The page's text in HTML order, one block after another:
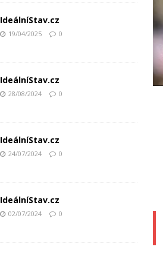
IdeálníStav.cz
19/04/2025 0
IdeálníStav.cz
28/08/2024 0
IdeálníStav.cz
24/07/2024 0
IdeálníStav.cz
02/07/2024 0